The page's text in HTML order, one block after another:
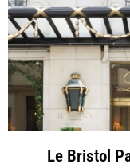
Le Bristol